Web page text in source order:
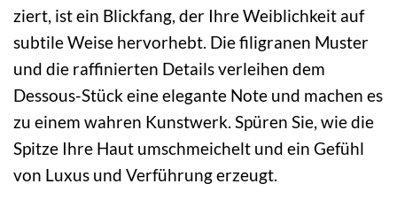
ziert, ist ein Blickfang, der Ihre Weiblichkeit auf
subtile Weise hervorhebt. Die filigranen Muster
und die raffinierten Details verleihen dem
Dessous-Stück eine elegante Note und machen es
zu einem wahren Kunstwerk. Spüren Sie, wie die
Spitze Ihre Haut umschmeichelt und ein Gefühl
von Luxus und Verführung erzeugt.